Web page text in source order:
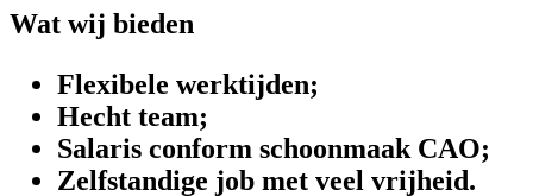
Wat wij bieden
Flexibele werktijden;
Hecht team;
Salaris conform schoonmaak CAO;
Zelfstandige job met veel vrijheid.